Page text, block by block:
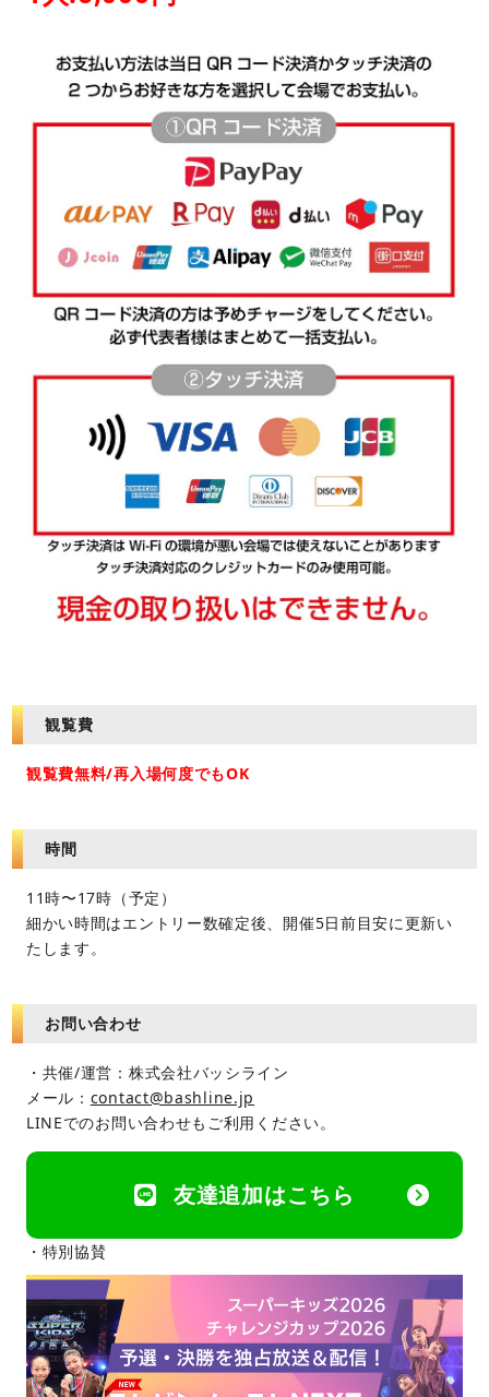
観覧費
観覧費無料/再入場何度でもOK
時間
11時〜17時（予定）
細かい時間はエントリー数確定後、開催5日前目安に更新い
たします。
お問い合わせ
・共催/運営：株式会社バッシライン
メール： contact@bashline.jp
LINEでのお問い合わせもご利用ください。
友達追加はこちら
・特別協賛